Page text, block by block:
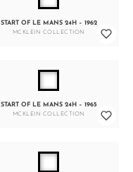
START OF LE MANS 24H – 1962
MCKLEIN COLLECTION
START OF LE MANS 24H – 1965
MCKLEIN COLLECTION